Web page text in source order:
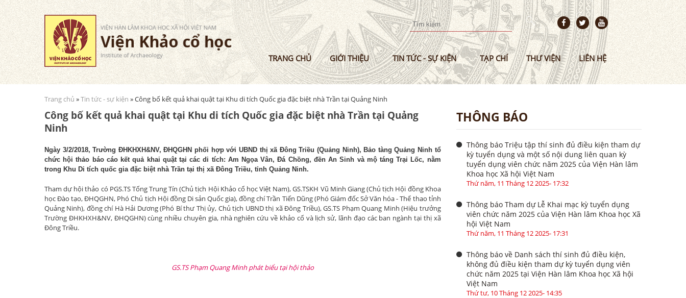
Nhảy
đến
nội
dung
TRANG CHỦ GIỚI THIỆU TIN TỨC - SỰ KIỆN TẠP CHÍ THƯ VIỆN LIÊN HỆ
Bạn đang ở đây
Trang chủ »Tin tức - sự kiện » Công bố kết quả khai quật tại Khu di tích Quốc gia đặc biệt nhà Trần tại Quảng Ninh
Công bố kết quả khai quật tại Khu di tích Quốc gia đặc biệt nhà Trần tại Quảng
Ninh
Ngày 3/2/2018, Trường ĐHKHXH&NV, ĐHQGHN phối hợp với UBND thị xã Đông Triều (Quảng Ninh), Bảo tàng Quảng Ninh tổ
chức hội thảo báo cáo kết quả khai quật tại các di tích: Am Ngọa Vân, Đá Chồng, đền An Sinh và mộ táng Trại Lốc, nằm
trong Khu Di tích quốc gia đặc biệt nhà Trần tại thị xã Đông Triều, tỉnh Quảng Ninh.
Tham dự hội thảo có PGS.TS Tống Trung Tín (Chủ tịch Hội Khảo cổ học Việt Nam), GS.TSKH Vũ Minh Giang (Chủ tịch Hội đồng Khoa
học Đào tạo, ĐHQGHN, Phó Chủ tịch Hội đồng Di sản Quốc gia), đồng chí Trần Tiến Dũng (Phó Giám đốc Sở Văn hóa - Thể thao tỉnh
Quảng Ninh), đồng chí Hà Hải Dương (Phó Bí thư Thị ủy, Chủ tịch UBND thị xã Đông Triều), GS.TS Phạm Quang Minh (Hiệu trưởng
Trường ĐHKHXH&NV, ĐHQGHN) cùng nhiều chuyên gia, nhà nghiên cứu về khảo cổ và lịch sử, lãnh đạo các ban ngành tại thị xã
Đông Triều.
GS.TS Phạm Quang Minh phát biểu tại hội thảo
THÔNG BÁO
Thông báo Triệu tập thí sinh đủ điều kiện tham dự
kỳ tuyển dụng và một số nội dung liên quan kỳ
tuyển dụng viên chức năm 2025 của Viện Hàn lâm
Khoa học Xã hội Việt Nam
Thứ năm, 11 Tháng 12 2025- 17:32
Thông báo Tham dự Lễ Khai mạc kỳ tuyển dụng
viên chức năm 2025 của Viện Hàn lâm Khoa học Xã
hội Việt Nam
Thứ năm, 11 Tháng 12 2025- 17:31
Thông báo về Danh sách thí sinh đủ điều kiện,
không đủ điều kiện tham dự kỳ tuyển dụng viên
chức năm 2025 tại Viện Hàn lâm Khoa học Xã hội
Việt Nam
Thứ tư, 10 Tháng 12 2025- 14:35